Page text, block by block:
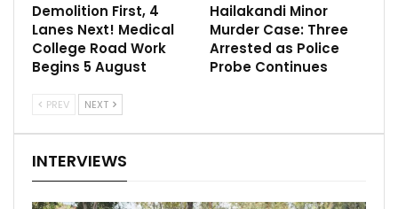
Demolition First, 4
Lanes Next! Medical
College Road Work
Begins 5 August
Hailakandi Minor
Murder Case: Three
Arrested as Police
Probe Continues
PREV NEXT
INTERVIEWS